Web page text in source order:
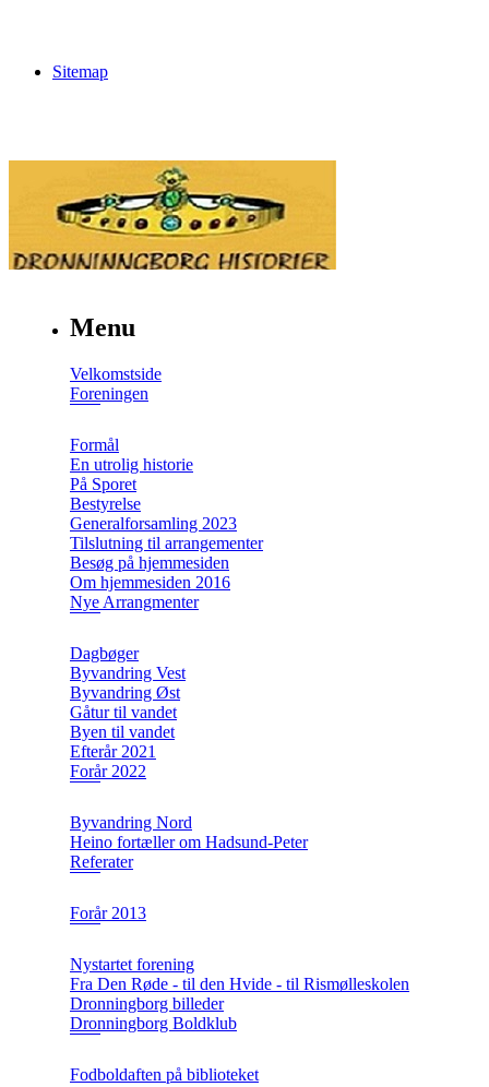
Sitemap
Menu
Velkomstside
Foreningen
Formål
En utrolig historie
På Sporet
Bestyrelse
Generalforsamling 2023
Tilslutning til arrangementer
Besøg på hjemmesiden
Om hjemmesiden 2016
Nye Arrangmenter
Dagbøger
Byvandring Vest
Byvandring Øst
Gåtur til vandet
Byen til vandet
Efterår 2021
Forår 2022
Byvandring Nord
Heino fortæller om Hadsund-Peter
Referater
Forår 2013
Nystartet forening
Fra Den Røde - til den Hvide - til Rismølleskolen
Dronningborg billeder
Dronningborg Boldklub
Fodboldaften på biblioteket